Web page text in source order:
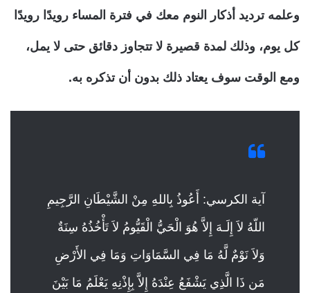
وعلمه ترديد أذكار النوم معك في فترة المساء رويدًا رويدًا
كل يوم، وذلك لمدة قصيرة لا تتجاوز دقائق حتى لا يمل،
ومع الوقت سوف يعتاد ذلك بدون أن تذكره به.
آية الكرسي: أَعُوذُ بِاللهِ مِنْ الشَّيْطَانِ الرَّجِيمِ
اللّهُ لاَ إِلَـهَ إِلاَّ هُوَ الْحَيُّ الْقَيُّومُ لاَ تَأْخُذُهُ سِنَةٌ
وَلاَ نَوْمٌ لَّهُ مَا فِي السَّمَاوَاتِ وَمَا فِي الأَرْضِ
مَن ذَا الَّذِي يَشْفَعُ عِنْدَهُ إِلاَّ بِإِذْنِهِ يَعْلَمُ مَا بَيْنَ